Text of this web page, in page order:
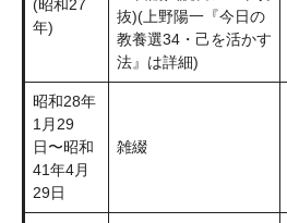
(昭和27
年)
抜)(上野陽一『今日の
教養選34・己を活かす
法』は詳細)
昭和28年
1月29
日〜昭和
41年4月
29日
雑綴